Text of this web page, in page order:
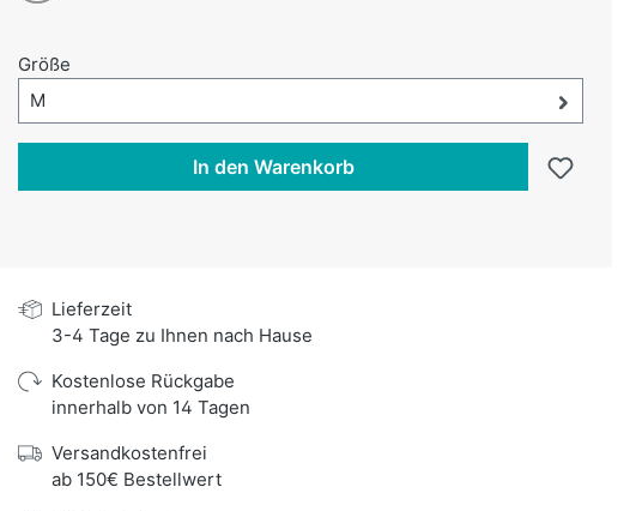
Schwarz
Größe
Größe-Auswahl öffnen, aktuell ausgewählt:
M
In den Warenkorb
Lieferzeit
3-4 Tage zu Ihnen nach Hause
Kostenlose Rückgabe
innerhalb von 14 Tagen
Versandkostenfrei
ab 150€ Bestellwert